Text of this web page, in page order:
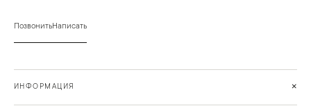
ПозвонитьНаписать
ИНФОРМАЦИЯ +